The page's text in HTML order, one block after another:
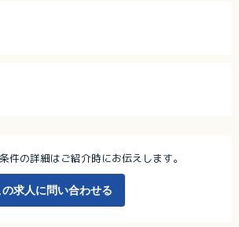
件の詳細はご紹介時にお伝えします。
の求人に問い合わせる